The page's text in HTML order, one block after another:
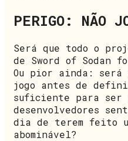
PERIGO: NÃO
Será que todo o
de Sword of Sodan
Ou pior ainda: será
jogo antes de
suficiente para ser
desenvolvedores
dia de terem feito
abominável?